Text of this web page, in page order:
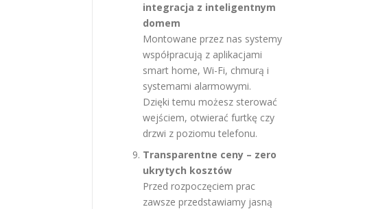
integracja z inteligentnym
domem
Montowane przez nas systemy
współpracują z aplikacjami
smart home, Wi-Fi, chmurą i
systemami alarmowymi.
Dzięki temu możesz sterować
wejściem, otwierać furtkę czy
drzwi z poziomu telefonu.
Transparentne ceny – zero
ukrytych kosztów
Przed rozpoczęciem prac
zawsze przedstawiamy jasną